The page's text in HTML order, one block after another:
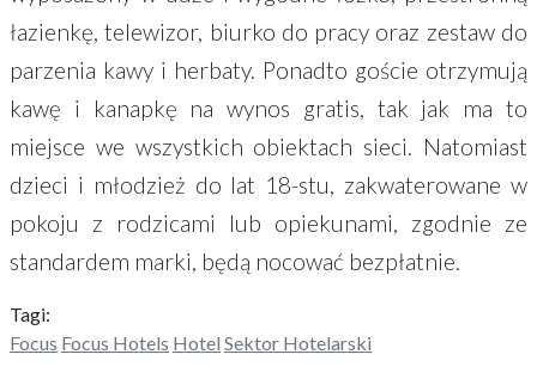
łazienkę, telewizor, biurko do pracy oraz zestaw do
parzenia kawy i herbaty. Ponadto goście otrzymują
kawę i kanapkę na wynos gratis, tak jak ma to
miejsce we wszystkich obiektach sieci. Natomiast
dzieci i młodzież do lat 18-stu, zakwaterowane w
pokoju z rodzicami lub opiekunami, zgodnie ze
standardem marki, będą nocować bezpłatnie.
Tagi:
Focus Focus Hotels Hotel Sektor Hotelarski